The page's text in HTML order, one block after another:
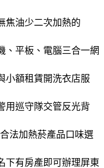
焦油少二次加熱的
、平板、電腦三合一網
小額租賃開洗衣店服
用巡守隊交管反光背
法加熱菸產品口味選
下有房產即可辦理屏東